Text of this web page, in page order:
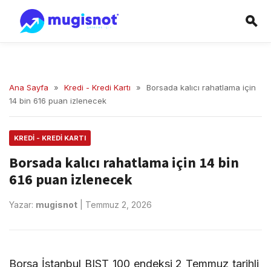
Ana Sayfa » Kredi - Kredi Kartı »
Borsada kalıcı rahatlama için
14 bin 616 puan izlenecek
KREDI - KREDI KARTI
Borsada kalıcı rahatlama için 14 bin
616 puan izlenecek
Yazar: mugisnot Temmuz 2, 2026
Borsa İstanbul BIST 100 endeksi 2 Temmuz tarihli